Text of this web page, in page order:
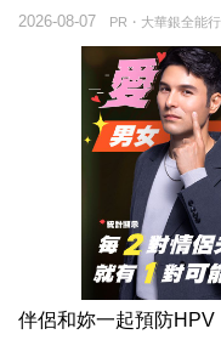
PR・大華銀全能
2026-08-07
伴侶和妳一起預防HPV